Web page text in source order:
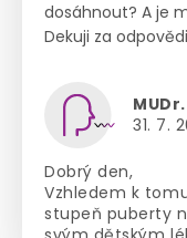
dosáhnout? A je
Dekuji za
31. 7.
Dobrý den,
Vzhledem k
stupeň puberty